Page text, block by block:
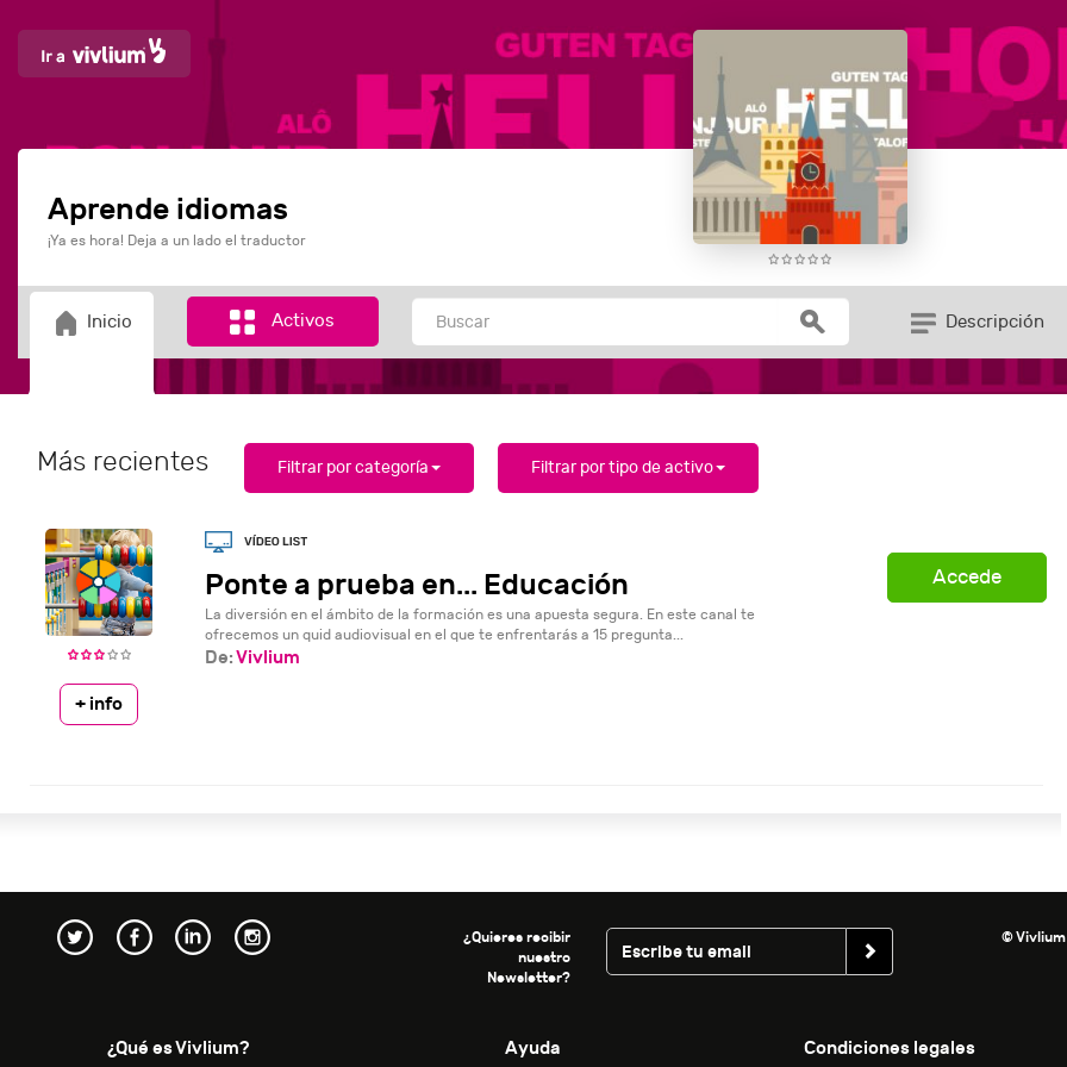
Aprende idiomas
¡Ya es hora! Deja a un lado el traductor
Inicio Activos Descripción
Más recientes Filtrar por categoría Filtrar por tipo de activo
Ponte a prueba en... Educación
La diversión en el ámbito de la formación es una apuesta segura. En este canal te
ofrecemos un quid audiovisual en el que te enfrentarás a 15 pregunta...
Accede
+ info
De:Vivlium
¿Quieres recibir
nuestro
Newsletter?
© Vivlium
¿Qué es Vivlium? Ayuda Condiciones legales